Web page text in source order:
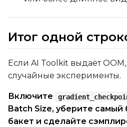
Итог одной
Если AI Toolkit выдаёт
случайные эксперименты.
Включите
Batch Size, уберите
бакет и сделайте